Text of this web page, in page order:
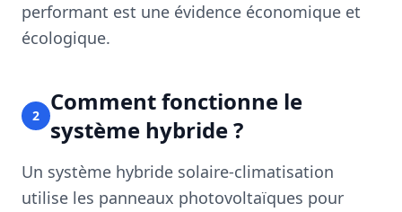
performant est une évidence économique et
écologique.
2
Comment fonctionne le
système hybride ?
Un système hybride solaire-climatisation
utilise les panneaux photovoltaïques pour